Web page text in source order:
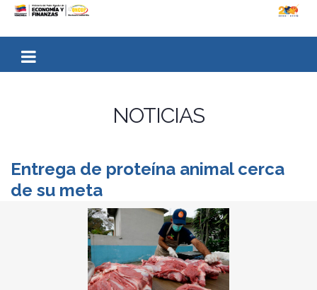
NOTICIAS
Entrega de proteína animal cerca
de su meta